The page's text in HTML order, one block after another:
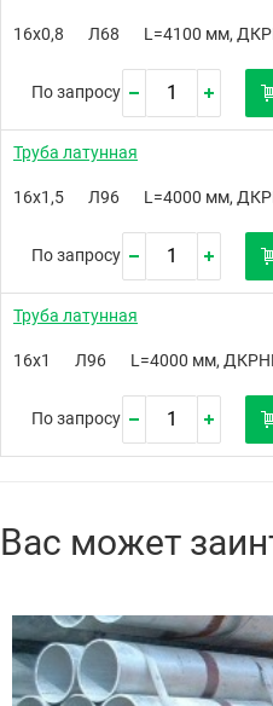
16х0,8 Л68 L=4100 мм,
По запросу
Труба латунная
16х1,5 Л96 L=4000 мм,
По запросу
Труба латунная
16х1 Л96 L=4000 мм,
По запросу
Вас может